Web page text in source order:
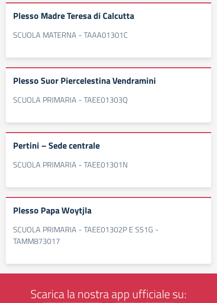
Plesso Madre Teresa di Calcutta
SCUOLA MATERNA - TAAA01301C
Plesso Suor Piercelestina Vendramini
SCUOLA PRIMARIA - TAEE01303Q
Pertini – Sede centrale
SCUOLA PRIMARIA - TAEE01301N
Plesso Papa Woytjla
SCUOLA PRIMARIA - TAEE01302P E SS1G -
TAMM873017
Scarica la nostra app ufficiale su: